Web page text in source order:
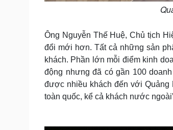
Ông Nguyễn Thế Huệ, Chủ tịch
đổi mới hơn. Tất cả những sản
khách. Phần lớn mỗi điểm kinh
động nhưng đã có gần 100
được nhiều khách đến với Quảng
toàn quốc, kể cả khách nước